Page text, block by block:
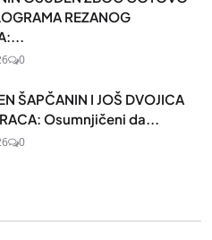
REZANOG
0
ŠAPČANIN I JOŠ DVOJICA
Osumnjičeni da...
0